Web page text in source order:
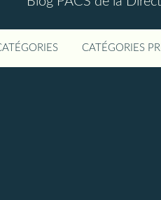
CATÉGORIES